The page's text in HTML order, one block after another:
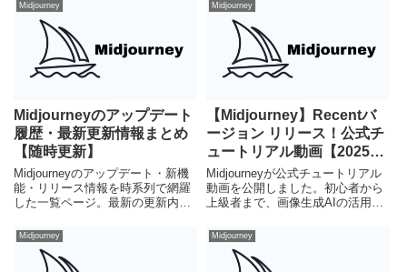
Midjourney
Midjourneyのアップデート
履歴・最新更新情報まとめ
【随時更新】
Midjourneyのアップデート・新機
能・リリース情報を時系列で網羅
した一覧ページ。最新の更新内容
Midjourneyの進化をまとめて確認
できます。
Midjourney
【Midjourney】Recentバ
ージョン リリース！公式チ
ュートリアル動画【2025
年】
Midjourneyが公式チュートリアル
動画を公開しました。初心者から
上級者まで、画像生成AIの活用法
です。
Midjourney Midjourney